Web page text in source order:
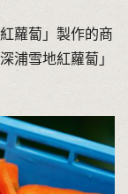
蘿蔔」製作的商
浦雪地紅蘿蔔」